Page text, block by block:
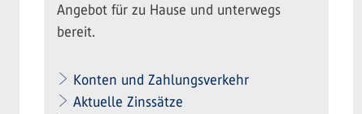
Angebot für zu Hause und unterwegs
bereit.
Konten und Zahlungsverkehr
Aktuelle Zinssätze